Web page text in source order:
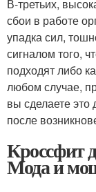
В-третьих,
сбои в работе
упадка сил,
сигналом того,
подходят либо
любом случае,
вы сделаете это
после
Кроссфит
Мода и